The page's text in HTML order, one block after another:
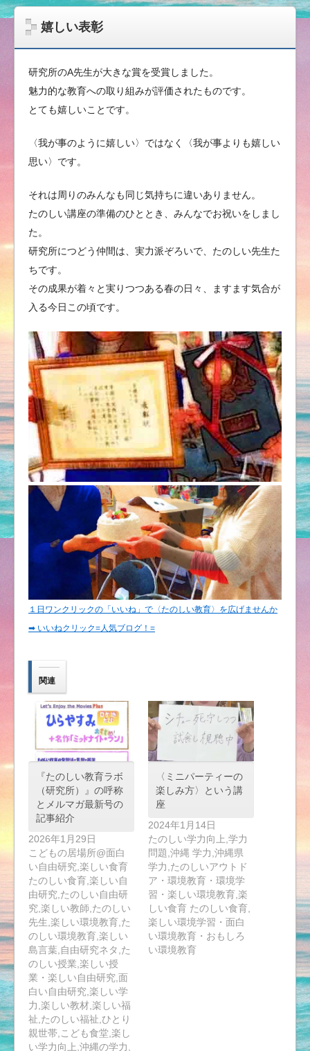
嬉しい表彰
研究所のA先生が大きな賞を受賞しました。
魅力的な教育への取り組みが評価されたものです。
とても嬉しいことです。
〈我が事のように嬉しい〉ではなく〈我が事よりも嬉しい
思い〉です。
それは周りのみんなも同じ気持ちに違いありません。
たのしい講座の準備のひととき、みんなでお祝いをしまし
た。
研究所につどう仲間は、実力派ぞろいで、たのしい先生た
ちです。
その成果が着々と実りつつある春の日々、ますます気合が
入る今日この頃です。
１日ワンクリックの「いいね」で〈たのしい教育〉を広げませんか
➡︎ いいねクリック=人気ブログ！=
関連
『たのしい教育ラボ
（研究所）』の呼称
とメルマガ最新号の
記事紹介
2026年1月29日
こどもの居場所@面白
い自由研究,楽しい食育
たのしい食育,楽しい自
由研究,たのしい自由研
究,楽しい教師,たのしい
先生,楽しい環境教育,た
のしい環境教育,楽しい
島言葉,自由研究ネタ,た
のしい授業,楽しい授
業・楽しい自由研究,面
白い自由研究,楽しい学
力,楽しい教材,楽しい福
祉,たのしい福祉,ひとり
親世帯,こども食堂,楽し
い学力向上,沖縄の学力,
〈ミニパーティーの
楽しみ方〉という講
座
2024年1月14日
たのしい学力向上,学力
問題,沖縄 学力,沖縄県
学力,たのしいアウトド
ア・環境教育・環境学
習・楽しい環境教育,楽
しい食育 たのしい食育,
楽しい環境学習・面白
い環境教育・おもしろ
い環境教育